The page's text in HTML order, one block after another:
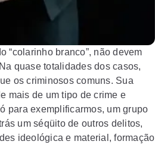
“colarinho branco”, não devem
quase totalidades dos casos,
os criminosos comuns. Sua
mais de um tipo de crime e
para exemplificarmos, um grupo
um séqüito de outros delitos,
ideológica e material, formação